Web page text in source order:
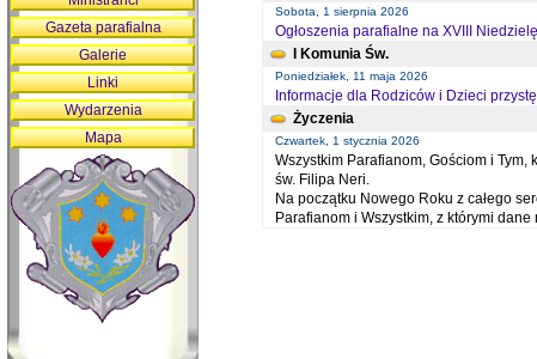
Sobota, 1 sierpnia 2026
Ogłoszenia parafialne na XVIII
I Komunia Św.
Poniedziałek, 11 maja 2026
Informacje dla Rodziców i Dzieci
Życzenia
Czwartek, 1 stycznia 2026
Wszystkim Parafianom, Gościom i Tym,
św. Filipa Neri.
Na początku Nowego Roku z całego
Parafianom i Wszystkim, z którymi
Gazeta parafialna
Galerie
Linki
Wydarzenia
Mapa